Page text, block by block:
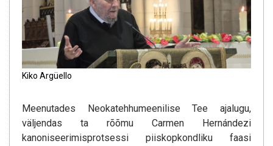
Kiko Argüello
Meenutades Neokatehhumeenilise Tee ajalugu,
väljendas ta rõõmu Carmen Hernándezi
kanoniseerimisprotsessi piiskopkondliku faasi